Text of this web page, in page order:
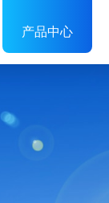
产品中心